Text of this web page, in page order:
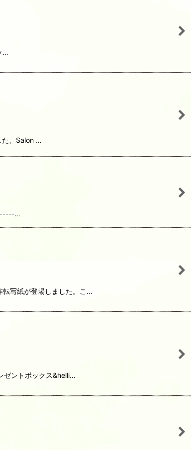
…
た、Salon …
…
転写紙が登場しました。こ…
ゼントボックス&helli…